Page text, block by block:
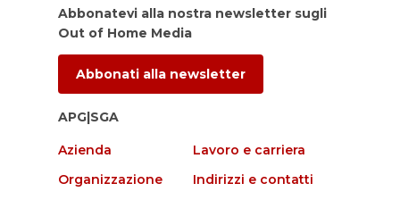
Abbonatevi alla nostra newsletter sugli
Out of Home Media
Abbonati alla newsletter
APG|SGA
Azienda
Lavoro e carriera
Organizzazione
Indirizzi e contatti